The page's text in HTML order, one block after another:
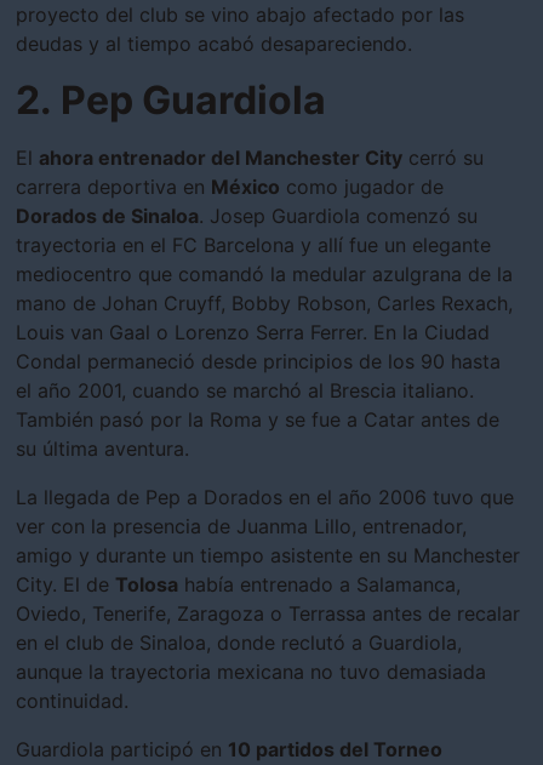
proyecto del club se vino abajo afectado por las
deudas y al tiempo acabó desapareciendo.
2. Pep Guardiola
El ahora entrenador del Manchester City cerró su
carrera deportiva en México como jugador de
Dorados de Sinaloa. Josep Guardiola comenzó su
trayectoria en el FC Barcelona y allí fue un elegante
mediocentro que comandó la medular azulgrana de la
mano de Johan Cruyff, Bobby Robson, Carles Rexach,
Louis van Gaal o Lorenzo Serra Ferrer. En la Ciudad
Condal permaneció desde principios de los 90 hasta
el año 2001, cuando se marchó al Brescia italiano.
También pasó por la Roma y se fue a Catar antes de
su última aventura.
La llegada de Pep a Dorados en el año 2006 tuvo que
ver con la presencia de Juanma Lillo, entrenador,
amigo y durante un tiempo asistente en su Manchester
City. El de Tolosa había entrenado a Salamanca,
Oviedo, Tenerife, Zaragoza o Terrassa antes de recalar
en el club de Sinaloa, donde reclutó a Guardiola,
aunque la trayectoria mexicana no tuvo demasiada
continuidad.
Guardiola participó en 10 partidos del Torneo